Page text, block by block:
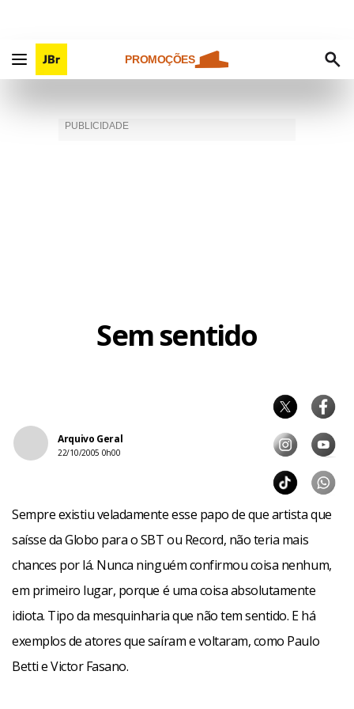
PROMOÇÕES
Sem sentido
Arquivo Geral
22/10/2005 0h00
Sempre existiu veladamente esse papo de que artista que
saísse da Globo para o SBT ou Record, não teria mais
chances por lá. Nunca ninguém confirmou coisa nenhum,
em primeiro lugar, porque é uma coisa absolutamente
idiota. Tipo da mesquinharia que não tem sentido. E há
exemplos de atores que saíram e voltaram, como Paulo
Betti e Victor Fasano.